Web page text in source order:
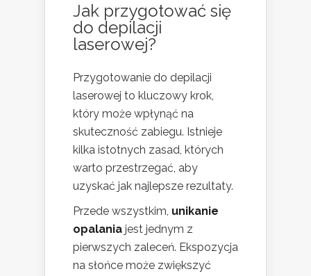
Jak przygotować się
do depilacji
laserowej?
Przygotowanie do depilacji
laserowej to kluczowy krok,
który może wpłynąć na
skuteczność zabiegu. Istnieje
kilka istotnych zasad, których
warto przestrzegać, aby
uzyskać jak najlepsze rezultaty.
Przede wszystkim, unikanie
opalania jest jednym z
pierwszych zaleceń. Ekspozycja
na słońce może zwiększyć